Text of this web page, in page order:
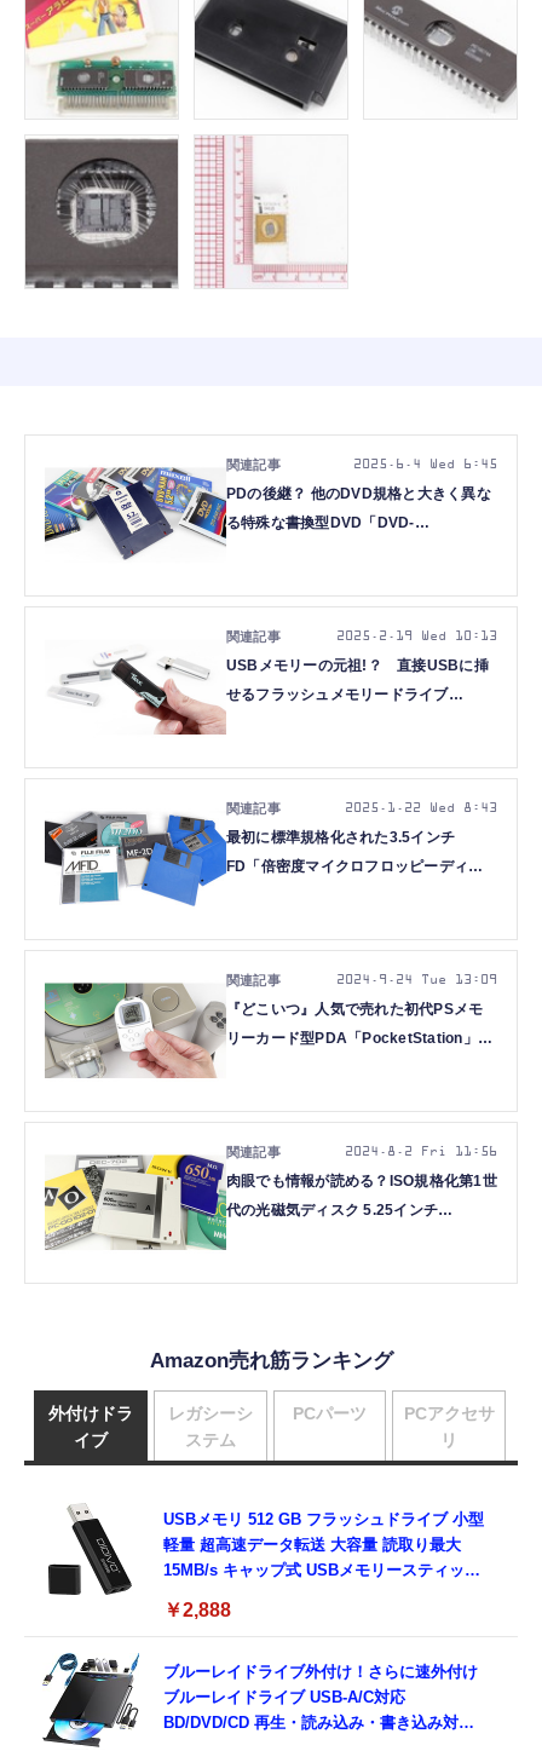
PDの後継？ 他のDVD規格と大きく異な
る特殊な書換型DVD「DVD-
2025.6.4 Wed 6:45
USBメモリーの元祖!？ 直接USBに挿
せるフラッシュメモリードライブ
2025.2.19 Wed 10:13
最初に標準規格化された3.5インチ
FD「倍密度マイクロフロッピーディス
2025.1.22 Wed 8:43
『どこいつ』人気で売れた初代PSメモ
リーカード型PDA「PocketStation」
2024.9.24 Tue 13:09
肉眼でも情報が読める？ISO規格化第1世
代の光磁気ディスク 5.25インチ
2024.8.2 Fri 11:56
Amazon売れ筋ランキング
外付けドラ
イブ
USBメモリ 512 GB フラッシュドライブ 小型
軽量 超高速データ転送 大容量 読取り最大
15MB/s キャップ式 USBメモリースティック
￥2,888
ブルーレイドライブ外付け！さらに速外付け
ブルーレイドライブ USB-A/C対応
BD/DVD/CD 再生・読み込み・書き込み対応
レガシーシ
ステム
PCパーツ
PCアクセサ
リ